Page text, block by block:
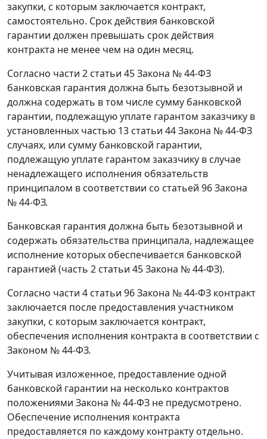
закупки, с которым заключается контракт,
самостоятельно. Срок действия банковской
гарантии должен превышать срок действия
контракта не менее чем на один месяц.
Согласно части 2 статьи 45 Закона № 44-ФЗ
банковская гарантия должна быть безотзывной и
должна содержать в том числе сумму банковской
гарантии, подлежащую уплате гарантом заказчику в
установленных частью 13 статьи 44 Закона № 44-ФЗ
случаях, или сумму банковской гарантии,
подлежащую уплате гарантом заказчику в случае
ненадлежащего исполнения обязательств
принципалом в соответствии со статьей 96 Закона
№ 44-ФЗ.
Банковская гарантия должна быть безотзывной и
содержать обязательства принципала, надлежащее
исполнение которых обеспечивается банковской
гарантией (часть 2 статьи 45 Закона № 44-ФЗ).
Согласно части 4 статьи 96 Закона № 44-ФЗ контракт
заключается после предоставления участником
закупки, с которым заключается контракт,
обеспечения исполнения контракта в соответствии с
Законом № 44-ФЗ.
Учитывая изложенное, предоставление одной
банковской гарантии на несколько контрактов
положениями Закона № 44-ФЗ не предусмотрено.
Обеспечение исполнения контракта
предоставляется по каждому контракту отдельно.